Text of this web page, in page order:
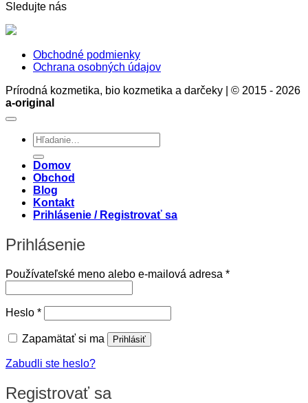
Sledujte nás
Obchodné podmienky
Ochrana osobných údajov
Prírodná kozmetika, bio kozmetika a darčeky | © 2015 - 2026
a-original
Hľadať:
Domov
Obchod
Blog
Kontakt
Prihlásenie / Registrovať sa
Prihlásenie
Používateľské meno alebo e-mailová adresa *Povinné
Heslo *Povinné
Zapamätať si ma Prihlásiť
Zabudli ste heslo?
Registrovať sa